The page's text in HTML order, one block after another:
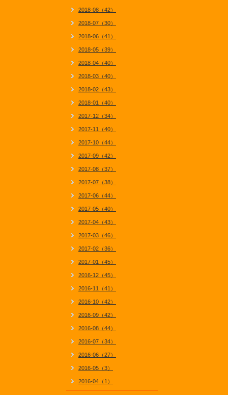
2018-08（42）
2018-07（30）
2018-06（41）
2018-05（39）
2018-04（40）
2018-03（40）
2018-02（43）
2018-01（40）
2017-12（34）
2017-11（40）
2017-10（44）
2017-09（42）
2017-08（37）
2017-07（38）
2017-06（44）
2017-05（40）
2017-04（43）
2017-03（46）
2017-02（36）
2017-01（45）
2016-12（45）
2016-11（41）
2016-10（42）
2016-09（42）
2016-08（44）
2016-07（34）
2016-06（27）
2016-05（3）
2016-04（1）